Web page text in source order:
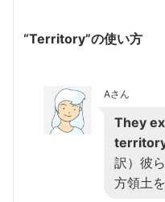
“Territory”の使い方
Aさん
They
訳）彼
方領土